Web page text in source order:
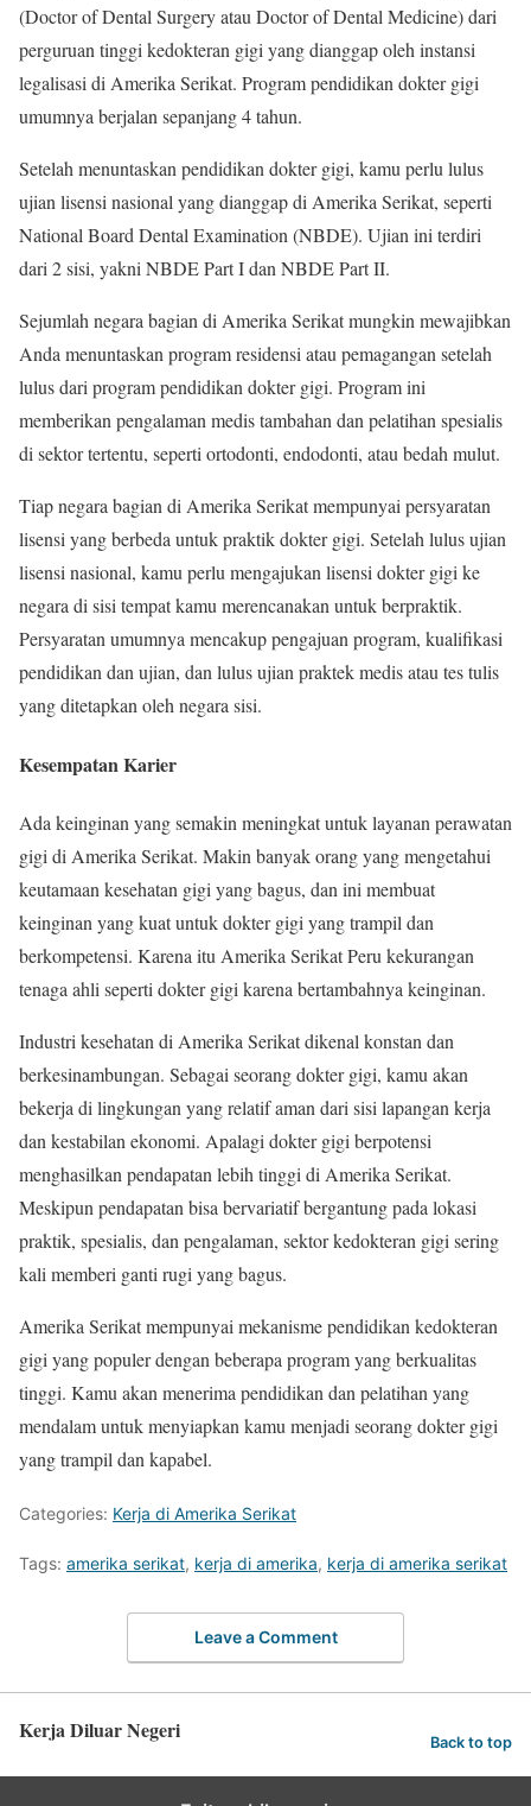
(Doctor of Dental Surgery atau Doctor of Dental Medicine) dari
perguruan tinggi kedokteran gigi yang dianggap oleh instansi
legalisasi di Amerika Serikat. Program pendidikan dokter gigi
umumnya berjalan sepanjang 4 tahun.
Setelah menuntaskan pendidikan dokter gigi, kamu perlu lulus
ujian lisensi nasional yang dianggap di Amerika Serikat, seperti
National Board Dental Examination (NBDE). Ujian ini terdiri
dari 2 sisi, yakni NBDE Part I dan NBDE Part II.
Sejumlah negara bagian di Amerika Serikat mungkin mewajibkan
Anda menuntaskan program residensi atau pemagangan setelah
lulus dari program pendidikan dokter gigi. Program ini
memberikan pengalaman medis tambahan dan pelatihan spesialis
di sektor tertentu, seperti ortodonti, endodonti, atau bedah mulut.
Tiap negara bagian di Amerika Serikat mempunyai persyaratan
lisensi yang berbeda untuk praktik dokter gigi. Setelah lulus ujian
lisensi nasional, kamu perlu mengajukan lisensi dokter gigi ke
negara di sisi tempat kamu merencanakan untuk berpraktik.
Persyaratan umumnya mencakup pengajuan program, kualifikasi
pendidikan dan ujian, dan lulus ujian praktek medis atau tes tulis
yang ditetapkan oleh negara sisi.
Kesempatan Karier
Ada keinginan yang semakin meningkat untuk layanan perawatan
gigi di Amerika Serikat. Makin banyak orang yang mengetahui
keutamaan kesehatan gigi yang bagus, dan ini membuat
keinginan yang kuat untuk dokter gigi yang trampil dan
berkompetensi. Karena itu Amerika Serikat Peru kekurangan
tenaga ahli seperti dokter gigi karena bertambahnya keinginan.
Industri kesehatan di Amerika Serikat dikenal konstan dan
berkesinambungan. Sebagai seorang dokter gigi, kamu akan
bekerja di lingkungan yang relatif aman dari sisi lapangan kerja
dan kestabilan ekonomi. Apalagi dokter gigi berpotensi
menghasilkan pendapatan lebih tinggi di Amerika Serikat.
Meskipun pendapatan bisa bervariatif bergantung pada lokasi
praktik, spesialis, dan pengalaman, sektor kedokteran gigi sering
kali memberi ganti rugi yang bagus.
Amerika Serikat mempunyai mekanisme pendidikan kedokteran
gigi yang populer dengan beberapa program yang berkualitas
tinggi. Kamu akan menerima pendidikan dan pelatihan yang
mendalam untuk menyiapkan kamu menjadi seorang dokter gigi
yang trampil dan kapabel.
Categories: Kerja di Amerika Serikat
Tags: amerika serikat, kerja di amerika, kerja di amerika serikat
Leave a Comment
Kerja Diluar Negeri Back to top